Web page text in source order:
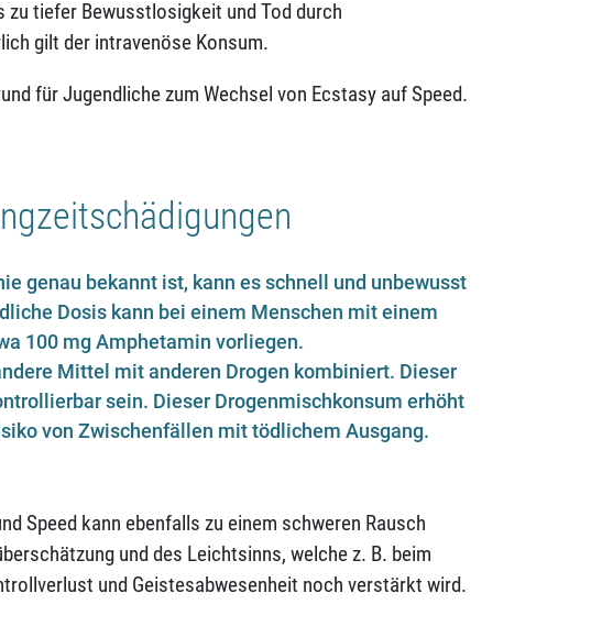
tiefer Bewusstlosigkeit und Tod durch
gilt der intravenöse Konsum.
für Jugendliche zum Wechsel von Ecstasy auf Speed.
genau bekannt ist, kann es schnell und unbewusst
Dosis kann bei einem Menschen mit einem
100 mg Amphetamin vorliegen.
Mittel mit anderen Drogen kombiniert. Dieser
sein. Dieser Drogenmischkonsum erhöht
von Zwischenfällen mit tödlichem Ausgang.
Speed kann ebenfalls zu einem schweren Rausch
und des Leichtsinns, welche z. B. beim
und Geistesabwesenheit noch verstärkt wird.